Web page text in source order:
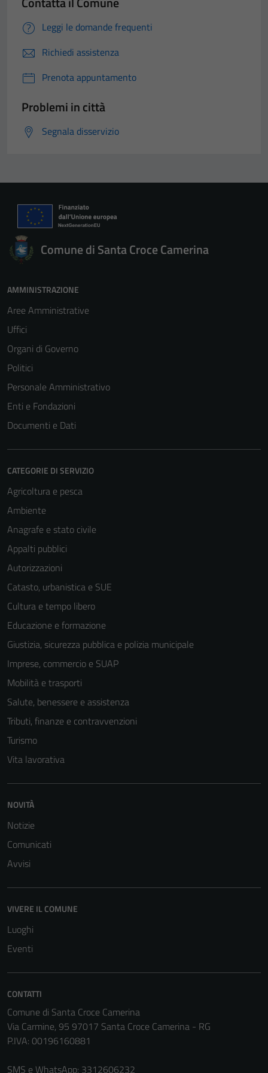
Leggi le domande frequenti
Richiedi assistenza
Prenota appuntamento
Problemi in città
Segnala disservizio
Comune di Santa Croce Camerina
AMMINISTRAZIONE
Aree Amministrative
Uffici
Organi di Governo
Politici
Personale Amministrativo
Enti e Fondazioni
Documenti e Dati
CATEGORIE DI SERVIZIO
Agricoltura e pesca
Ambiente
Anagrafe e stato civile
Appalti pubblici
Autorizzazioni
Catasto, urbanistica e SUE
Cultura e tempo libero
Educazione e formazione
Giustizia, sicurezza pubblica e polizia municipale
Imprese, commercio e SUAP
Mobilità e trasporti
Salute, benessere e assistenza
Tributi, finanze e contravvenzioni
Turismo
Vita lavorativa
NOVITÀ
Notizie
Comunicati
Avvisi
VIVERE IL COMUNE
Luoghi
Eventi
CONTATTI
Comune di Santa Croce Camerina
Via Carmine, 95 97017 Santa Croce Camerina - RG
P.IVA: 00196160881
SMS e WhatsApp: 3312606232
sono necessari
disabilitati.
personali.